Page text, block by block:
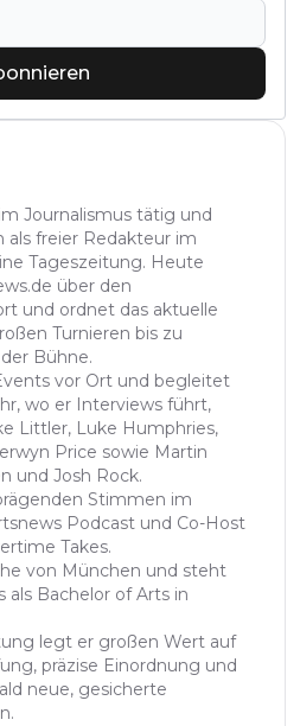
Journalismus tätig und
als freier Redakteur im
Tageszeitung. Heute
über den
und ordnet das aktuelle
Turnieren bis zu
Bühne.
vor Ort und begleitet
wo er Interviews führt,
Littler, Luke Humphries,
Price sowie Martin
und Josh Rock.
Stimmen im
Podcast und Co-Host
Takes.
von München und steht
als Bachelor of Arts in
legt er großen Wert auf
präzise Einordnung und
neue, gesicherte